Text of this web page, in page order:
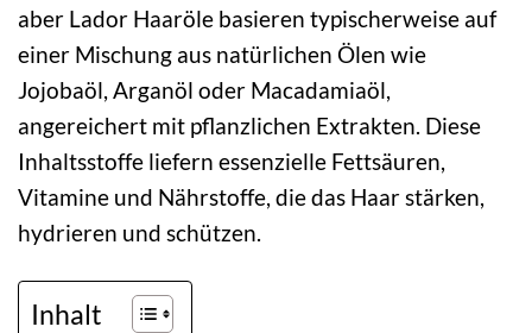
aber Lador Haaröle basieren typischerweise auf
einer Mischung aus natürlichen Ölen wie
Jojobaöl, Arganöl oder Macadamiaöl,
angereichert mit pflanzlichen Extrakten. Diese
Inhaltsstoffe liefern essenzielle Fettsäuren,
Vitamine und Nährstoffe, die das Haar stärken,
hydrieren und schützen.
Inhalt